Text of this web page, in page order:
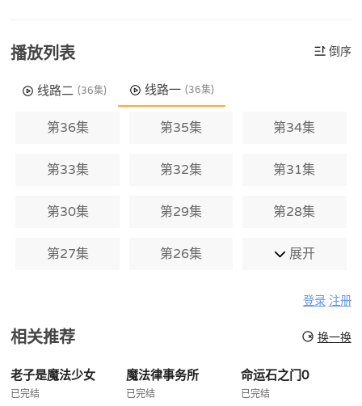
播放列表 倒序
线路二 (36集) 线路一 (36集)
第36集 第35集 第34集
第33集 第32集 第31集
第30集 第29集 第28集
第27集 第26集 展开
登录 注册
相关推荐 换一换
老子是魔法少女
已完结
魔法律事务所
已完结
命运石之门0
已完结